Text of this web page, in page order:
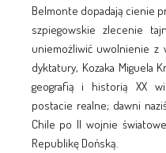
Belmonte dopadają cienie
szpiegowskie zlecenie
uniemożliwić uwolnienie z
dyktatury, Kozaka Miguela
geografią i historią XX
postacie realne; dawni
Chile po II wojnie
Republikę Dońską.